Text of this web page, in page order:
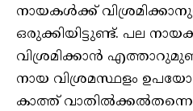
നായകള്‍ക്ക്
ഒരുക്കിയിട്ടുണ്ട്. പല
വിശ്രമിക്കാന്‍
നായ വിശ്രമസ്ഥളം
കാത്ത്